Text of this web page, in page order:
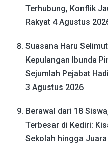
Terhubung, Konflik
Rakyat 4 Agustus
Suasana Haru
Kepulangan Ibunda
Sejumlah Pejabat
3 Agustus 2026
Berawal dari 18
Terbesar di Kediri:
Sekolah hingga